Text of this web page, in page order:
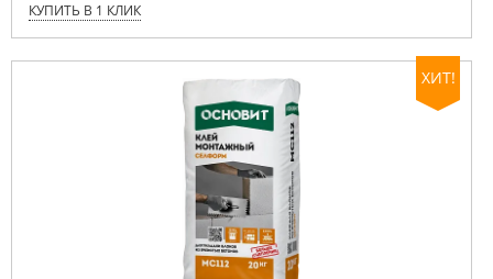
КУПИТЬ В 1 КЛИК
ХИТ!